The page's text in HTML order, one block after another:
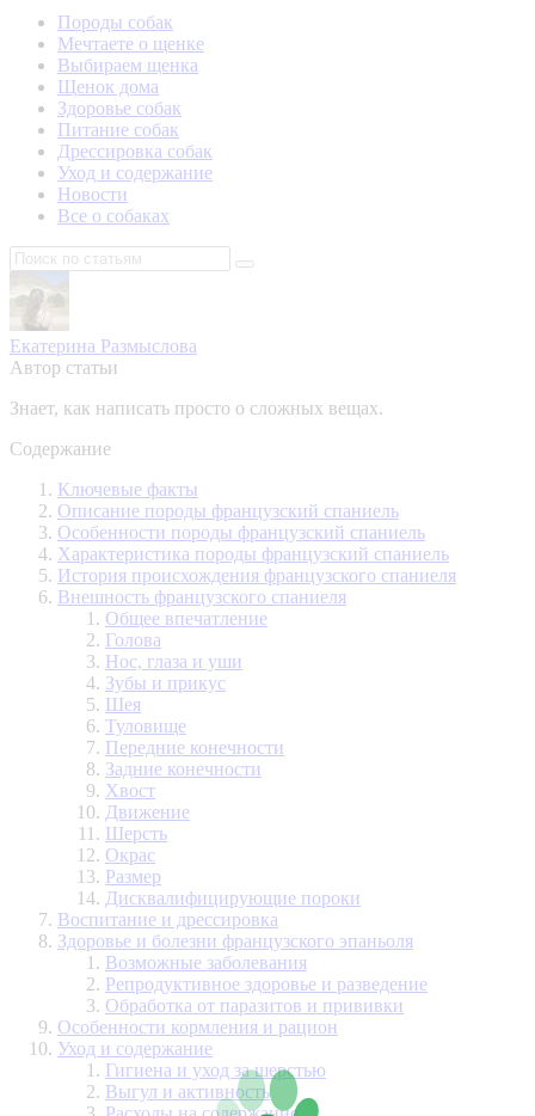
Породы собак
Мечтаете о щенке
Выбираем щенка
Щенок дома
Здоровье собак
Питание собак
Дрессировка собак
Уход и содержание
Новости
Все о собаках
Екатерина Размыслова
Автор статьи
Знает, как написать просто о сложных вещах.
Содержание
Ключевые факты
Описание породы французский спаниель
Особенности породы французский спаниель
Характеристика породы французский спаниель
История происхождения французского спаниеля
Внешность французского спаниеля
Общее впечатление
Голова
Нос, глаза и уши
Зубы и прикус
Шея
Туловище
Передние конечности
Задние конечности
Хвост
Движение
Шерсть
Окрас
Размер
Дисквалифицирующие пороки
Воспитание и дрессировка
Здоровье и болезни французского эпаньоля
Возможные заболевания
Репродуктивное здоровье и разведение
Обработка от паразитов и прививки
Особенности кормления и рацион
Уход и содержание
Гигиена и уход за шерстью
Выгул и активность